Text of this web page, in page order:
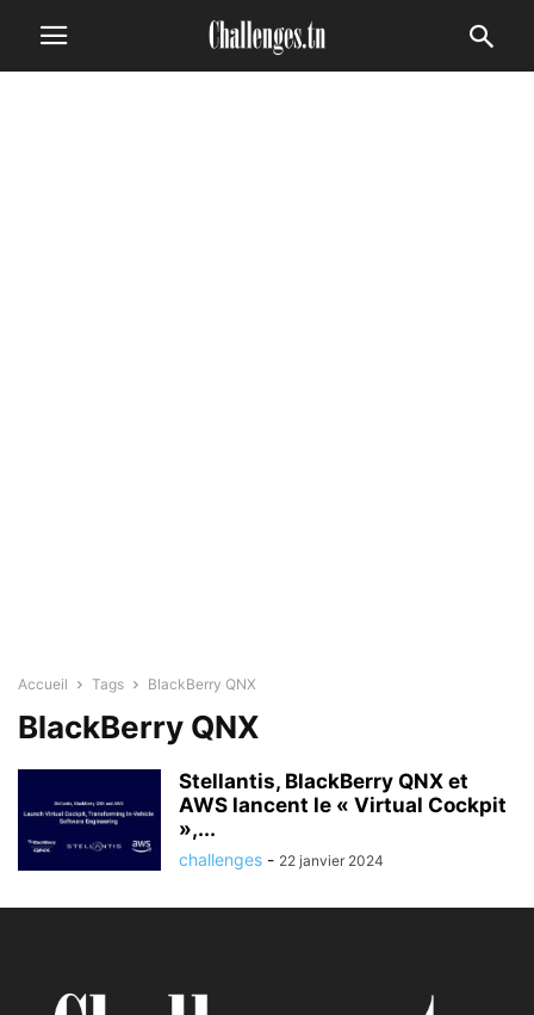
Accueil Tags BlackBerry QNX
BlackBerry QNX
Stellantis, BlackBerry QNX et
AWS lancent le « Virtual Cockpit
»,...
challenges - 22 janvier 2024